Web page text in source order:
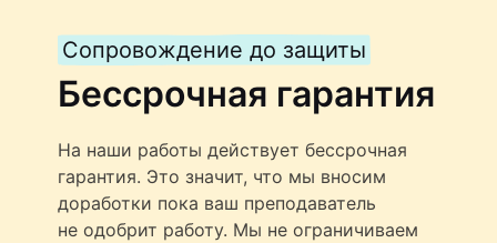
Сопровождение до защиты
Бессрочная гарантия
На наши работы действует бессрочная
гарантия. Это значит, что мы вносим
доработки пока ваш преподаватель
не одобрит работу. Мы не ограничиваем